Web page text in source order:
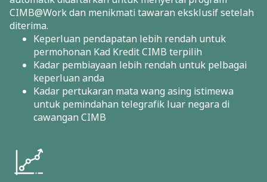
CIMB@Work dan menikmati tawaran eksklusif setelah
diterima.
Keperluan pendapatan lebih rendah untuk
permohonan Kad Kredit CIMB terpilih
Kadar pembiayaan lebih rendah untuk pelbagai
keperluan anda
Kadar pertukaran mata wang asing istimewa
untuk pemindahan telegrafik luar negara di
cawangan CIMB